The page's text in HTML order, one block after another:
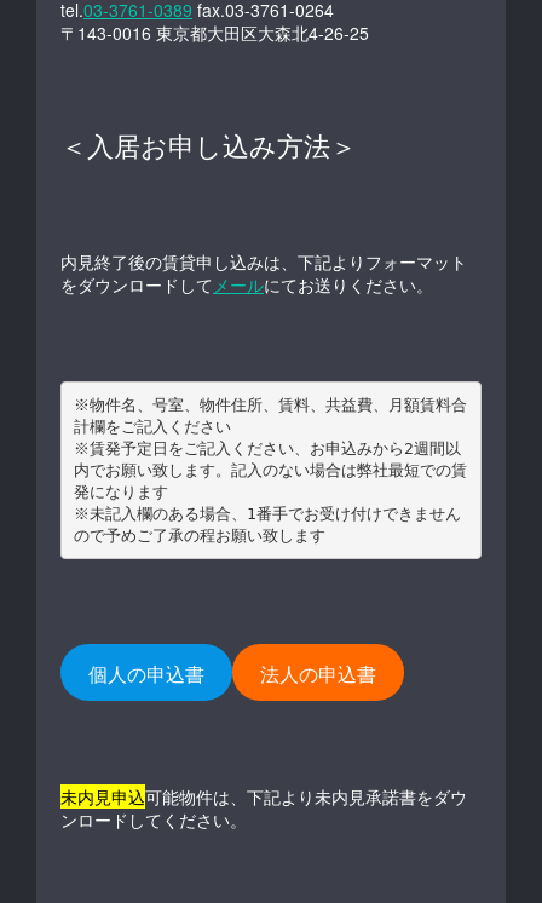
tel.03-3761-0389 fax.03-3761-0264
〒143-0016 東京都大田区大森北4-26-25
＜入居お申し込み方法＞
内見終了後の賃貸申し込みは、下記よりフォーマット
をダウンロードして メールにてお送りください。
※物件名、号室、物件住所、賃料、共益費、月額賃料合
計欄をご記入ください
※賃発予定日をご記入ください、お申込みから2週間以
内でお願い致します。記入のない場合は弊社最短での賃
発になります
※未記入欄のある場合、1番手でお受け付けできません
個人の申込書 法人の申込書
未内見申込可能物件は、下記より未内見承諾書をダウ
ンロードしてください。